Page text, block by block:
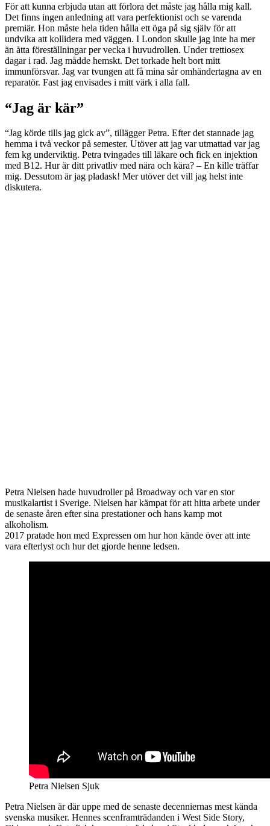
För att kunna erbjuda utan att förlora det måste jag hålla mig kall.
Det finns ingen anledning att vara perfektionist och se varenda
premiär. Hon måste hela tiden hålla ett öga på sig själv för att
undvika att kollidera med väggen. I London skulle jag inte ha mer
än åtta föreställningar per vecka i huvudrollen. Under trettiosex
dagar i rad. Jag mådde hemskt. Det torkade helt bort mitt
immunförsvar. Jag var tvungen att få mina sår omhändertagna av en
reparatör. Fast jag envisades i mitt värk i alla fall.
“Jag är kär”
“Jag körde tills jag gick av”, tillägger Petra. Efter det stannade jag
hemma i två veckor på semester. Utöver att jag var utmattad var jag
fem kg underviktig. Petra tvingades till läkare och fick en injektion
med B12. Hur är ditt privatliv med nära och kära? – En kille träffar
mig. Dessutom är jag pladask! Mer utöver det vill jag helst inte
diskutera.
Petra Nielsen hade huvudroller på Broadway och var en stor
musikalartist i Sverige. Nielsen har kämpat för att hitta arbete under
de senaste åren efter sina prestationer och hans kamp mot
alkoholism.
2017 pratade hon med Expressen om hur hon kände över att inte
vara efterlyst och hur det gjorde henne ledsen.
Petra Nielsen Sjuk
Petra Nielsen är där uppe med de senaste decenniernas mest kända
svenska musiker. Hennes scenframträdanden i West Side Story,